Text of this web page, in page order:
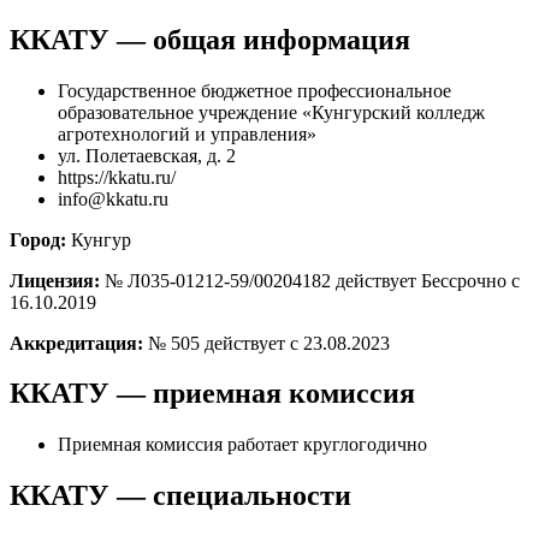
ККАТУ — общая информация
Государственное бюджетное профессиональное
образовательное учреждение «Кунгурский колледж
агротехнологий и управления»
ул. Полетаевская, д. 2
https://kkatu.ru/
info@kkatu.ru
Город: Кунгур
Лицензия: № Л035-01212-59/00204182 действует Бессрочно с
16.10.2019
Аккредитация: № 505 действует с 23.08.2023
ККАТУ — приемная комиссия
Приемная комиссия работает круглогодично
ККАТУ — специальности